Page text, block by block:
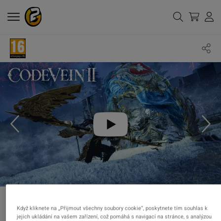
Když kliknete na „Přijmout všechny soubory cookie“, poskytnete tím souhlas k
jejich ukládání na vašem zařízení, což pomáhá s navigací na stránce, s analýzou